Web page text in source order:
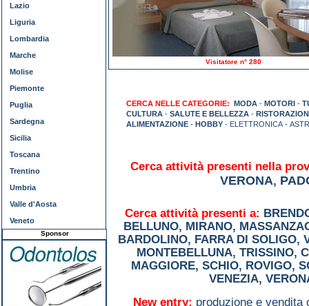
Visitatore n° 280
CERCA NELLE CATEGORIE: MODA - MOTORI -
CULTURA - SALUTE E BELLEZZA -
ALIMENTAZIONE - HOBBY - ELETTRONICA -
Cerca attività presenti nella
VERONA,
Cerca attività presenti a:
BELLUNO, MIRANO,
BARDOLINO, FARRA DI SOLIGO,
MONTEBELLUNA, TRISSINO,
MAGGIORE, SCHIO, ROVIGO,
VENEZIA,
New entry: produzione e
Lazio
Liguria
Lombardia
Marche
Molise
Piemonte
Puglia
Sardegna
Sicilia
Toscana
Trentino
Umbria
Valle d'Aosta
Veneto
Sponsor